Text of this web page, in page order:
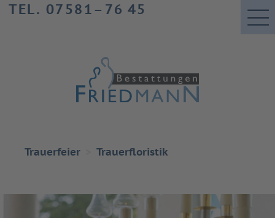
TEL. 07581–76 45
Trauerfeier Trauerfloristik